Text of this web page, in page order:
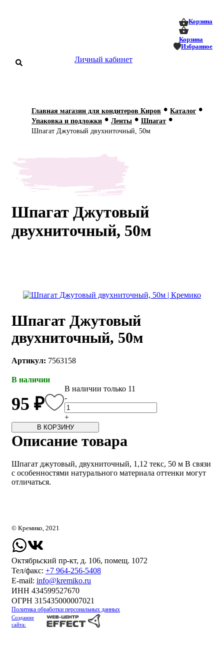
Корзина
Корзина
Избранное
Личный кабинет
О нас
Мастер-
106
256-54-
Главная магазин для кондитеров Киров • Каталог •
Упаковка и подложки • Ленты • Шпагат •
Шпагат Джутовый двухниточный, 50м
Шпагат Джутовый
двухниточный, 50м
Шпагат Джутовый
двухниточный, 50м
Артикул: 7563158
В наличии
95 ₽
В наличии только 11
-
+
В КОРЗИНУ
Описание товара
Шпагат джутовый, двухниточный, 1,12 текс, 50 м В связи
с особенностями натурального материала оттенки могут
отличаться.
© Кремико, 2021
Октябрьский пр-кт, д. 106, помещ. 1072
Тел/факс: +7 964-256-5408
Е-mail: info@kremiko.ru
ИНН 434599527670
ОГРН 315435000007021
Политика обработки персональных данных
Создание
сайта: